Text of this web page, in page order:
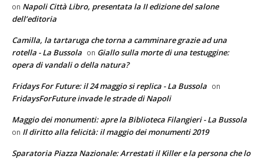
on Napoli Città Libro, presentata la II edizione del salone
dell’editoria
Camilla, la tartaruga che torna a camminare grazie ad una
rotella - La Bussola on Giallo sulla morte di una testuggine:
opera di vandali o della natura?
Fridays For Future: il 24 maggio si replica - La Bussola on
FridaysForFuture invade le strade di Napoli
Maggio dei monumenti: apre la Biblioteca Filangieri - La Bussola
on Il diritto alla felicità: il maggio dei monumenti 2019
Sparatoria Piazza Nazionale: Arrestati il Killer e la persona che lo